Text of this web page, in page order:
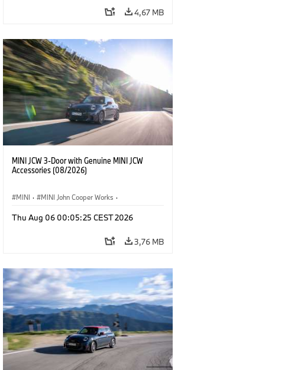
4,67 MB
MINI JCW 3-Door with Genuine MINI JCW
Accessories (08/2026)
MINI · MINI John Cooper Works ·
Extras Opcionais, Acessórios
Thu Aug 06 00:05:25 CEST 2026
3,76 MB